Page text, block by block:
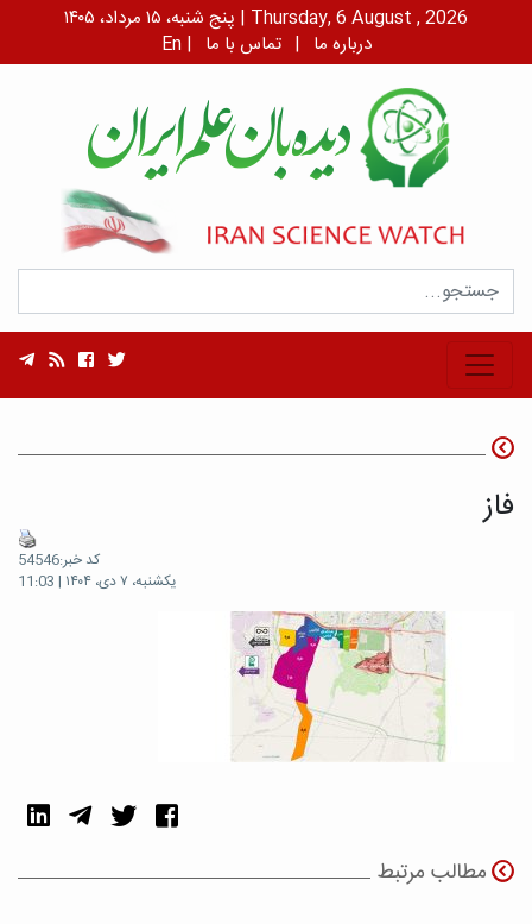
پنج شنبه، ۱۵ مرداد، ۱۴۰۵ | Thursday, 6 August , 2026
En | درباره ما | تماس با ما
فاز
کد خبر:54546
یکشنبه، ۷ دی، ۱۴۰۴ | 11:03
مطالب مرتبط